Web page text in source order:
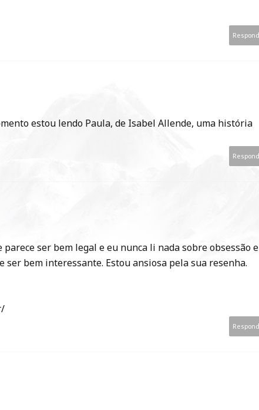
estou lendo Paula, de Isabel Allende, uma história
ser bem legal e eu nunca li nada sobre obsessão e
ser bem interessante. Estou ansiosa pela sua resenha.